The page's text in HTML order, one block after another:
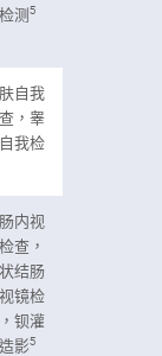
测5
自我
，睾
我检
内视
查，
结肠
镜检
钡灌
影5